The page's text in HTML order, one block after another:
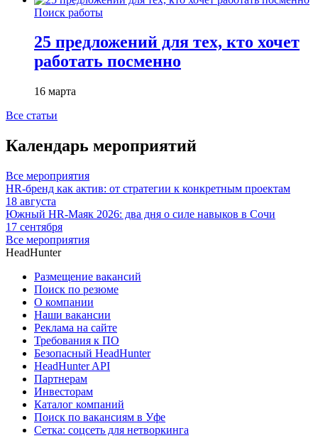
Поиск работы
25 предложений для тех, кто хочет
работать посменно
16 марта
Все статьи
Календарь мероприятий
Все мероприятия
HR-бренд как актив: от стратегии к конкретным проектам
18 августа
Южный HR-Маяк 2026: два дня о силе навыков в Сочи
17 сентября
Все мероприятия
HeadHunter
Размещение вакансий
Поиск по резюме
О компании
Наши вакансии
Реклама на сайте
Требования к ПО
Безопасный HeadHunter
HeadHunter API
Партнерам
Инвесторам
Каталог компаний
Поиск по вакансиям в Уфе
Сетка: соцсеть для нетворкинга